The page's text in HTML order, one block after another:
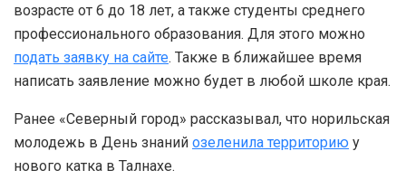
возрасте от 6 до 18 лет, а также студенты среднего
профессионального образования. Для этого можно
подать заявку на сайте. Также в ближайшее время
написать заявление можно будет в любой школе края.
Ранее «Северный город» рассказывал, что норильская
молодежь в День знаний озеленила территорию у
нового катка в Талнахе.